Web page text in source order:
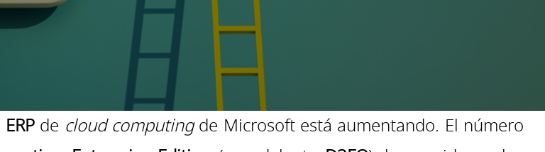
ERPde cloud computingde Microsoft está aumentando. El número